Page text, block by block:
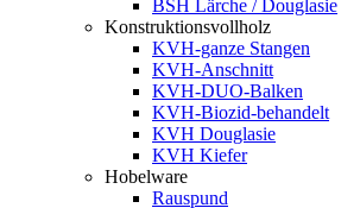
BSH Lärche / Douglasie
Konstruktionsvollholz
KVH-ganze Stangen
KVH-Anschnitt
KVH-DUO-Balken
KVH-Biozid-behandelt
KVH Douglasie
KVH Kiefer
Hobelware
Rauspund